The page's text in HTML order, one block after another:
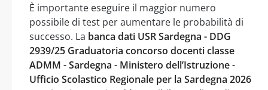
È importante eseguire il maggior numero
possibile di test per aumentare le probabilità di
successo. La banca dati USR Sardegna - DDG
2939/25 Graduatoria concorso docenti classe
ADMM - Sardegna - Ministero dell’Istruzione -
Ufficio Scolastico Regionale per la Sardegna 2026